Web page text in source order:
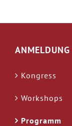
ANMELDUNG
Kongress
Workshops
Programm